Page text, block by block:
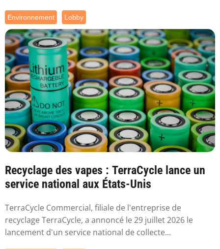
Environnement Lobby
Recyclage des vapes : TerraCycle lance un
service national aux États-Unis
TerraCycle Commercial, filiale de l'entreprise de
recyclage TerraCycle, a annoncé le 29 juillet 2026 le
lancement d'un service national de collecte...